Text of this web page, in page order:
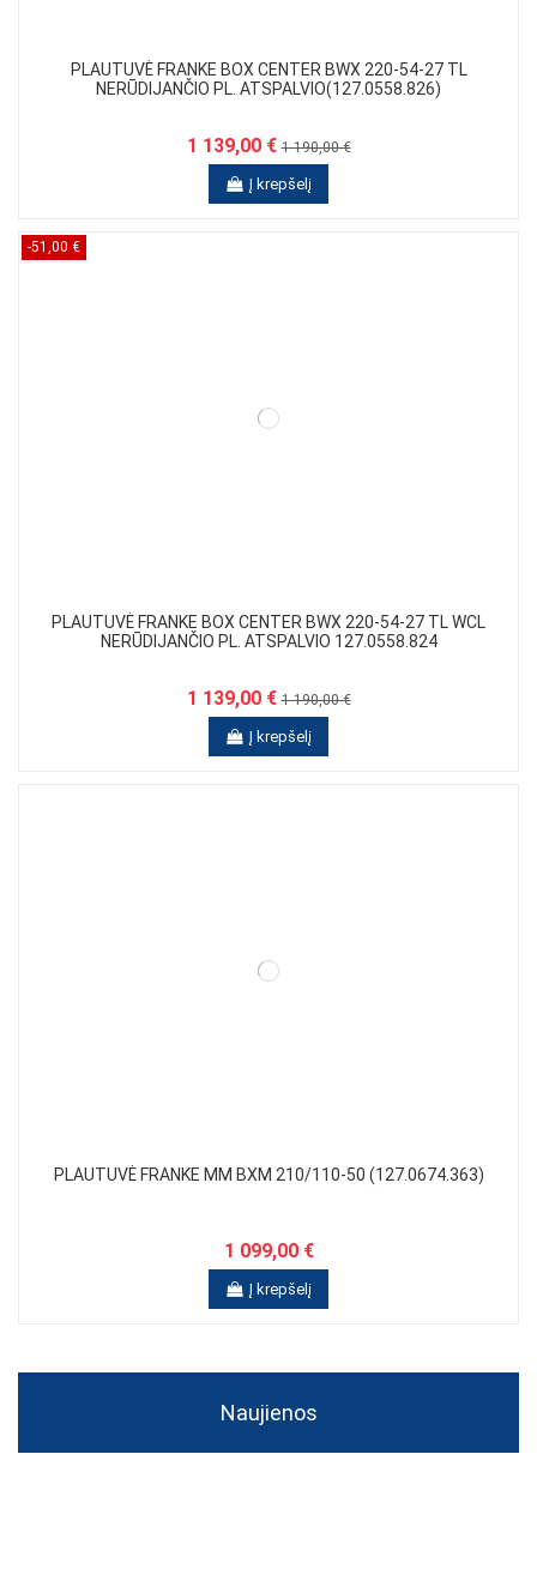
PLAUTUVĖ FRANKE BOX CENTER BWX 220-54-27 TL
NERŪDIJANČIO PL. ATSPALVIO(127.0558.826)
1 139,00 €1 190,00 €
Į krepšelį
-51,00 €
PLAUTUVĖ FRANKE BOX CENTER BWX 220-54-27 TL WCL
NERŪDIJANČIO PL. ATSPALVIO 127.0558.824
1 139,00 €1 190,00 €
Į krepšelį
PLAUTUVĖ FRANKE MM BXM 210/110-50 (127.0674.363)
1 099,00 €
Į krepšelį
Naujienos